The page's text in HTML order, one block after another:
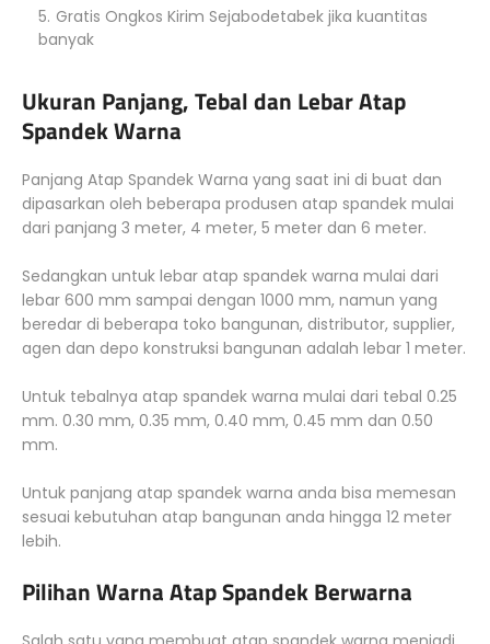
Gratis Ongkos Kirim Sejabodetabek jika kuantitas
banyak
Ukuran Panjang, Tebal dan Lebar Atap
Spandek Warna
Panjang Atap Spandek Warna yang saat ini di buat dan
dipasarkan oleh beberapa produsen atap spandek mulai
dari panjang 3 meter, 4 meter, 5 meter dan 6 meter.
Sedangkan untuk lebar atap spandek warna mulai dari
lebar 600 mm sampai dengan 1000 mm, namun yang
beredar di beberapa toko bangunan, distributor, supplier,
agen dan depo konstruksi bangunan adalah lebar 1 meter.
Untuk tebalnya atap spandek warna mulai dari tebal 0.25
mm. 0.30 mm, 0.35 mm, 0.40 mm, 0.45 mm dan 0.50
mm.
Untuk panjang atap spandek warna anda bisa memesan
sesuai kebutuhan atap bangunan anda hingga 12 meter
lebih.
Pilihan Warna Atap Spandek Berwarna